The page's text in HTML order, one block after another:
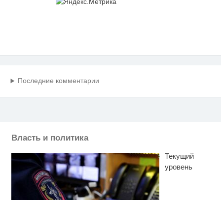
Последние комментарии
Власть и политика
Текущий
уровень